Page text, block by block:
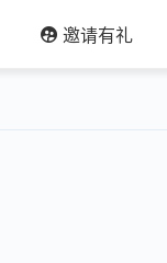
邀请有礼